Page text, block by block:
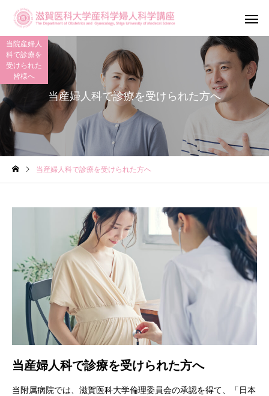
産科診療 婦人科
メール相談
ットワーク（
Shiga）
当産婦人科で診療を受けられた方へ
当院産婦人
科で診療を
受けられた
皆様へ
当産婦人科で診療を受けられた方へ
当産婦人科で診療を受けられた方へ
当附属病院では、滋賀医科大学倫理委員会の承認を得て、「日本